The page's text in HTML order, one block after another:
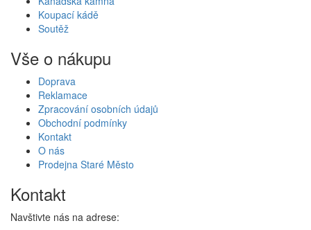
Koupací kádě
Soutěž
Vše o nákupu
Doprava
Reklamace
Zpracování osobních údajů
Obchodní podmínky
Kontakt
O nás
Prodejna Staré Město
Kontakt
Navštivte nás na adrese: